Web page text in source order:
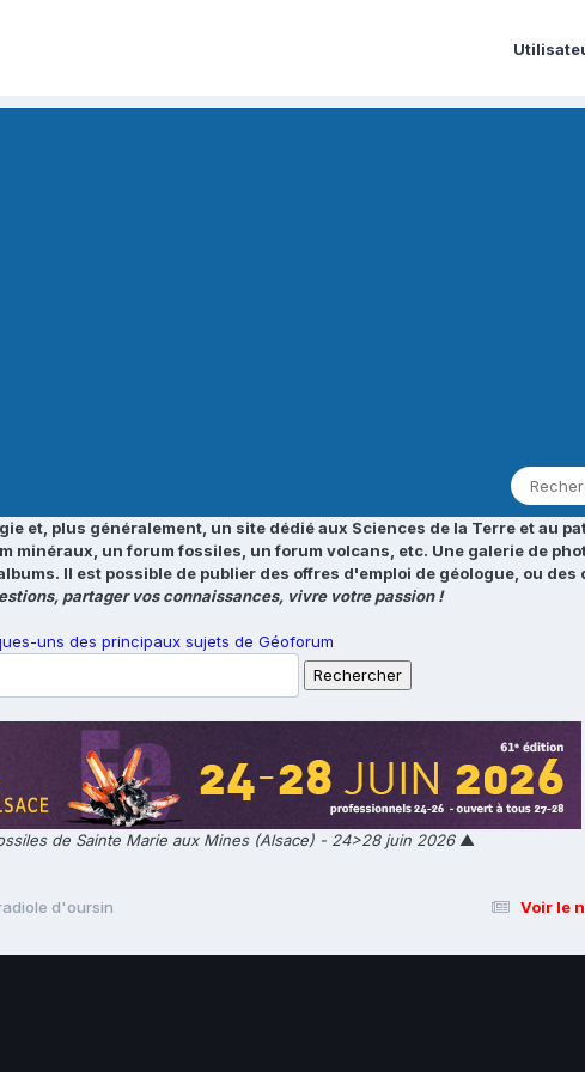
et, plus généralement, un site dédié aux Sciences de la Terre et au
un forum fossiles, un forum volcans, etc. Une galerie de
Il est possible de publier des offres d'emploi de géologue, ou
partager vos connaissances, vivre votre passion !
uns des principaux sujets de Géoforum
de Sainte Marie aux Mines (Alsace) - 24>28 juin 2026▲
Voir le
d'oursin